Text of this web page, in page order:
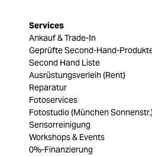
Services
Ankauf & Trade-In
Geprüfte Second-Hand-
Second Hand Liste
Ausrüstungsverleih (Rent)
Reparatur
Fotoservices
Fotostudio (München
Sensorreinigung
Workshops & Events
0%-Finanzierung